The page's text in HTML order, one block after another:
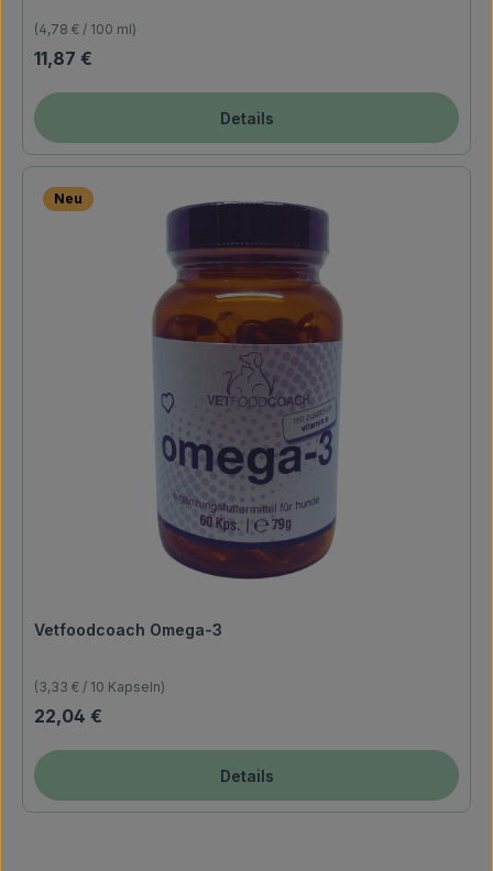
(4,78 € / 100 ml)
Regulärer Preis:
11,87 €
Details
Neu
Vetfoodcoach Omega-3
(3,33 € / 10 Kapseln)
Regulärer Preis:
22,04 €
Details